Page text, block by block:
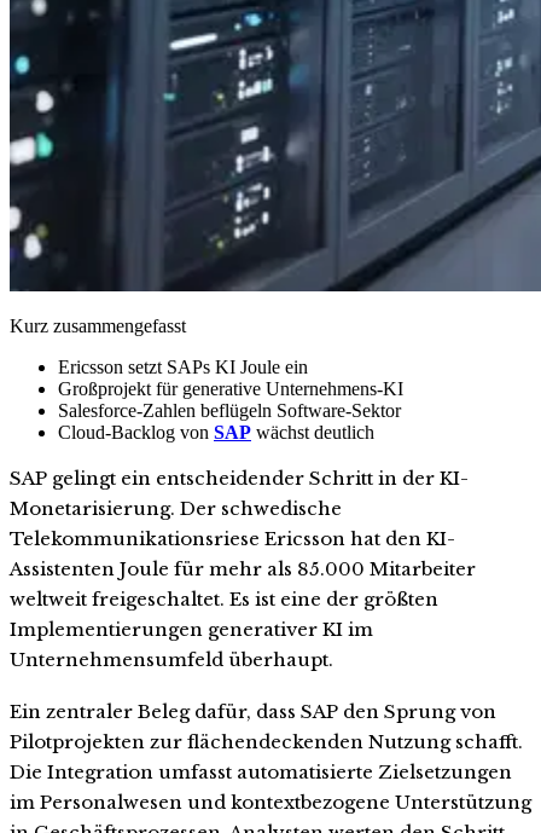
Kurz zusammengefasst
Ericsson setzt SAPs KI Joule ein
Großprojekt für generative Unternehmens-KI
Salesforce-Zahlen beflügeln Software-Sektor
Cloud-Backlog von SAP wächst deutlich
SAP gelingt ein entscheidender Schritt in der KI-
Monetarisierung. Der schwedische
Telekommunikationsriese Ericsson hat den KI-
Assistenten Joule für mehr als 85.000 Mitarbeiter
weltweit freigeschaltet. Es ist eine der größten
Implementierungen generativer KI im
Unternehmensumfeld überhaupt.
Ein zentraler Beleg dafür, dass SAP den Sprung von
Pilotprojekten zur flächendeckenden Nutzung schafft.
Die Integration umfasst automatisierte Zielsetzungen
im Personalwesen und kontextbezogene Unterstützung